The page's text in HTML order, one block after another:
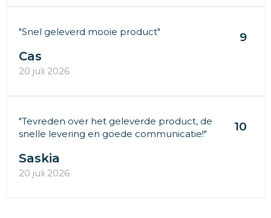
"Snel geleverd mooie product" 9
Cas
20 juli 2026
"Tevreden over het geleverde product, de
snelle levering en goede communicatie!"
10
Saskia
20 juli 2026